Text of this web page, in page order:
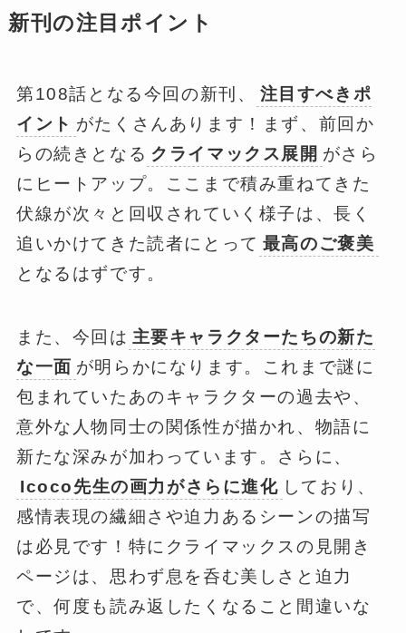
新刊の注目ポイント
第108話となる今回の新刊、
注目すべきポ
イント がたくさんあります！まず、前回か
らの続きとなる クライマックス展開 がさら
にヒートアップ。ここまで積み重ねてきた
伏線が次々と回収されていく様子は、長く
追いかけてきた読者にとって 最高のご褒美
となるはずです。
また、今回は 主要キャラクターたちの新た
な一面 が明らかになります。これまで謎に
包まれていたあのキャラクターの過去や、
意外な人物同士の関係性が描かれ、物語に
新たな深みが加わっています。さらに、
Icoco先生の画力がさらに進化 しており、
感情表現の繊細さや迫力あるシーンの描写
は必見です！特にクライマックスの見開き
ページは、思わず息を呑む美しさと迫力
で、何度も読み返したくなること間違いな